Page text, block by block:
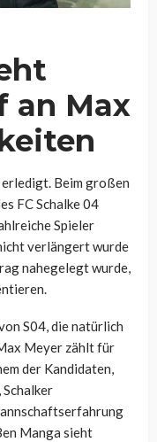
an Max
erledigt. Beim großen
FC Schalke 04
Spieler
verlängert wurde
nahegelegt wurde,
S04, die natürlich
Meyer zählt für
der Kandidaten,
Manga sieht